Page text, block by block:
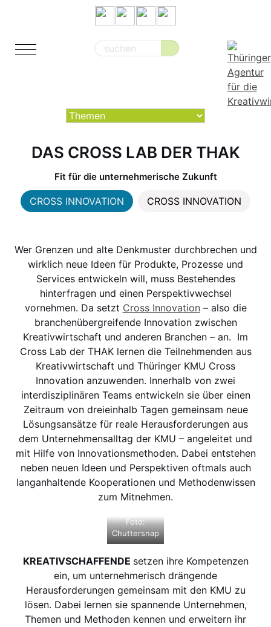
Suche
DAS CROSS LAB DER THAK
Fit für die unternehmerische Zukunft
CROSS INNOVATION CROSS INNOVATION
Wer Grenzen und alte Denkmuster durchbrechen und
wirklich neue Ideen für Produkte, Prozesse und
Services entwickeln will, muss Bestehendes
hinterfragen und einen Perspektivwechsel
vornehmen. Da setzt Cross Innovation – also die
branchenübergreifende Innovation zwischen
Kreativwirtschaft und anderen Branchen – an. Im
Cross Lab der THAK lernen die Teilnehmenden aus
Kreativwirtschaft und Thüringer KMU Cross
Innovation anzuwenden. Innerhalb von zwei
interdisziplinären Teams entwickeln sie über einen
Zeitraum von dreieinhalb Tagen gemeinsam neue
Lösungsansätze für reale Herausforderungen aus
dem Unternehmensalltag der KMU – angeleitet und
mit Hilfe von Innovationsmethoden. Dabei entstehen
neben neuen Ideen und Perspektiven oftmals auch
langanhaltende Kooperationen und Methodenwissen
zum Mitnehmen.
Foto:
Chuttersnap
KREATIVSCHAFFENDE setzen ihre Kompetenzen
ein, um unternehmerisch drängende
Herausforderungen gemeinsam mit den KMU zu
lösen. Dabei lernen sie spannende Unternehmen,
Themen und Methoden kennen und erweitern ihr